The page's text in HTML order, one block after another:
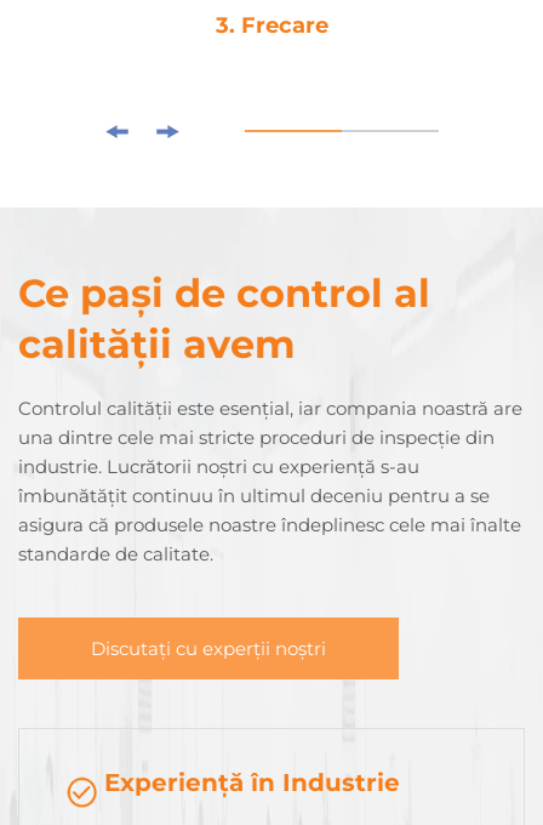
4. Drop-Glue
Ce pași de control al
calității avem
Controlul calității este esențial, iar compania noastră are
una dintre cele mai stricte proceduri de inspecție din
industrie. Lucrătorii noștri cu experiență s-au
îmbunătățit continuu în ultimul deceniu pentru a se
asigura că produsele noastre îndeplinesc cele mai înalte
standarde de calitate.
Discutați cu experții noștri
Experiență în Industrie